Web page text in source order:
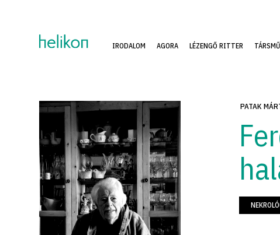
IRODALOM AGORA LÉZENGŐ RITTER
PATAK